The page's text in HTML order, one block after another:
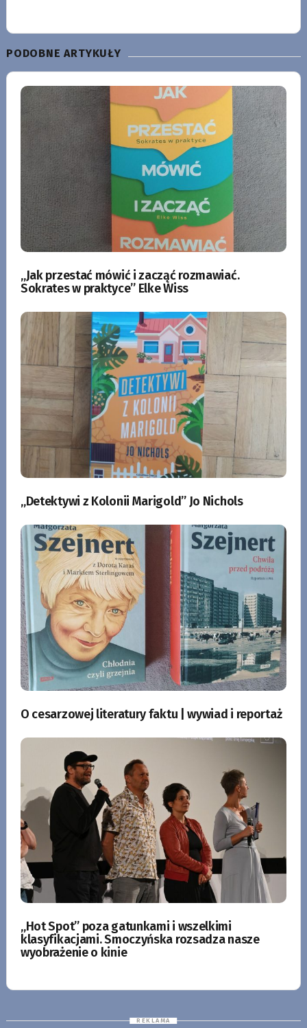
PODOBNE ARTYKUŁY
„Jak przestać mówić i zacząć rozmawiać.
Sokrates w praktyce” Elke Wiss
„Detektywi z Kolonii Marigold” Jo Nichols
O cesarzowej literatury faktu | wywiad i reportaż
„Hot Spot” poza gatunkami i wszelkimi
klasyfikacjami. Smoczyńska rozsadza nasze
wyobrażenie o kinie